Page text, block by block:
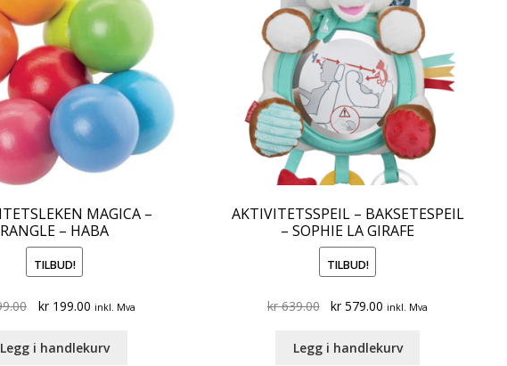
MAGICA –
RANGLE – HABA
TILBUD!
Original
was:
kr199.00Current
is:
inkl. Mva
Legg i handlekurv
AKTIVITETSSPEIL – BAKSETESPEIL
– SOPHIE LA GIRAFE
TILBUD!
kr639.00
Original
was:
kr579.00 Current
is:
inkl. Mva
Legg i handlekurv